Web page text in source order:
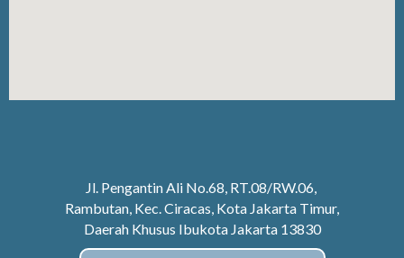
Jl. Pengantin Ali No.68, RT.08/RW.06,
Rambutan, Kec. Ciracas, Kota Jakarta Timur,
Daerah Khusus Ibukota Jakarta 13830